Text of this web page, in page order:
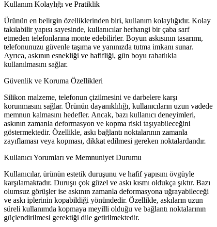
Kullanım Kolaylığı ve Pratiklik
Ürünün en belirgin özelliklerinden biri, kullanım kolaylığıdır. Kolay
takılabilir yapısı sayesinde, kullanıcılar herhangi bir çaba sarf
etmeden telefonlarına monte edebilirler. Boyun askısının tasarımı,
telefonunuzu güvenle taşıma ve yanınızda tutma imkanı sunar.
Ayrıca, askının esnekliği ve hafifliği, gün boyu rahatlıkla
kullanılmasını sağlar.
Güvenlik ve Koruma Özellikleri
Silikon malzeme, telefonun çizilmesini ve darbelere karşı
korunmasını sağlar. Ürünün dayanıklılığı, kullanıcıların uzun vadede
memnun kalmasını hedefler. Ancak, bazı kullanıcı deneyimleri,
askının zamanla deformasyon ve kopma riski taşıyabileceğini
göstermektedir. Özellikle, askı bağlantı noktalarının zamanla
zayıflaması veya kopması, dikkat edilmesi gereken noktalardandır.
Kullanıcı Yorumları ve Memnuniyet Durumu
Kullanıcılar, ürünün estetik duruşunu ve hafif yapısını övgüyle
karşılamaktadır. Duruşu çok güzel ve askı kısmı oldukça şıktır. Bazı
olumsuz görüşler ise askının zamanla deformasyona uğrayabileceği
ve askı iplerinin kopabildiği yönündedir. Özellikle, askıların uzun
süreli kullanımda kopmaya meyilli olduğu ve bağlantı noktalarının
güçlendirilmesi gerektiği dile getirilmektedir.